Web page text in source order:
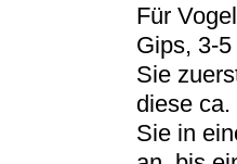
Für
Gips, 3-
Sie
diese
Sie in